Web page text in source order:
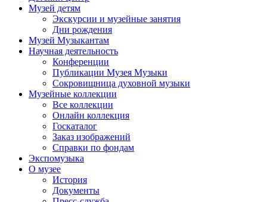
Музей детям
Экскурсии и музейные занятия
Дни рождения
Музей Музыкантам
Научная деятельность
Конференции
Публикации Музея Музыки
Сокровищница духовной музыки
Музейные коллекции
Все коллекции
Онлайн коллекция
Госкаталог
Заказ изображений
Справки по фондам
Экспомузыка
О музее
История
Документы